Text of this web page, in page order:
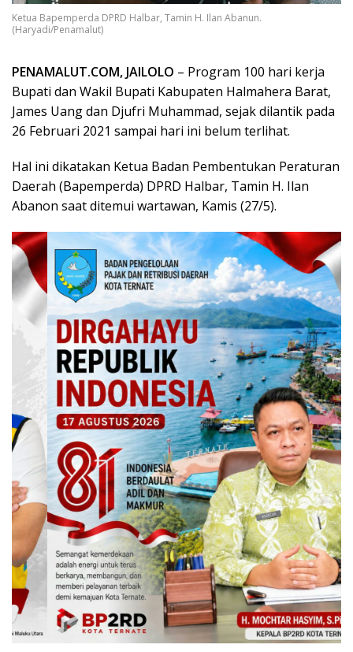
Ketua Bapemperda DPRD Halbar, Tamin H. Ilan Abanun.
(Haryadi/Penamalut)
PENAMALUT.COM, JAILOLO – Program 100 hari kerja
Bupati dan Wakil Bupati Kabupaten Halmahera Barat,
James Uang dan Djufri Muhammad, sejak dilantik pada
26 Februari 2021 sampai hari ini belum terlihat.
Hal ini dikatakan Ketua Badan Pembentukan Peraturan
Daerah (Bapemperda) DPRD Halbar, Tamin H. Ilan
Abanon saat ditemui wartawan, Kamis (27/5).